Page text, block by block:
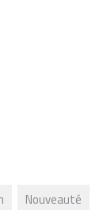
Nouveauté